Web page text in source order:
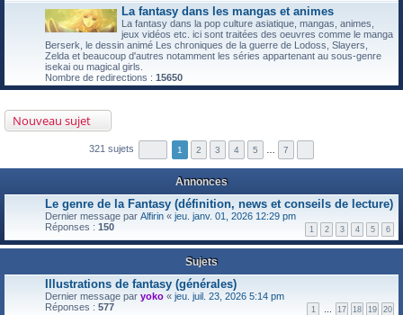
La fantasy dans les mangas et animes
La fantasy dans la pop culture asiatique, mangas, animes,
jeux vidéos etc. ici sont traitées des oeuvres comme le manga
Berserk, le dessin animé Les chroniques de la guerre de Lodoss, Slayers,
Zelda et beaucoup d'autres notamment les séries appartenant au sous-genre
isekai ou magical girls.
Nombre de redirections : 15650
Nouveau sujet
321 sujets 1 2 3 4 5 7
Annonces
Le genre de la Fantasy (définition, news et conseils de lecture)
Dernier message par Alfirin « jeu. janv. 01, 2026 12:29 pm
Réponses : 150 1 2 3 4 5 6
Sujets
Illustrations de fantasy (générales)
Dernier message par yoko « jeu. juil. 23, 2026 5:14 pm
Réponses : 577 1 … 17 18 19 20